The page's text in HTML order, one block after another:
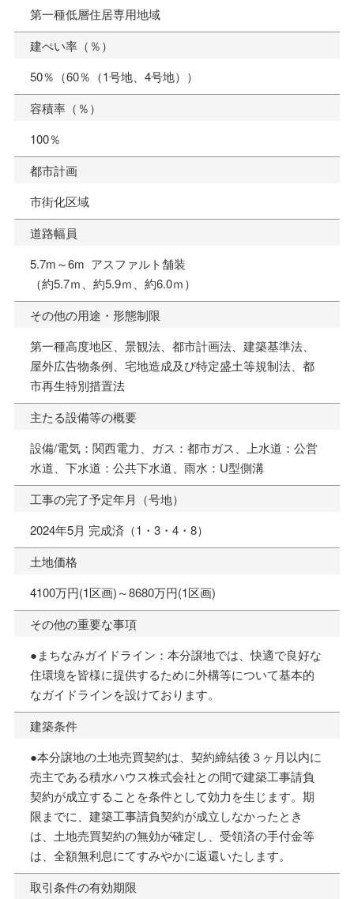
第一種低層住居専用地域
建ぺい率（％）
50％（60％（1号地、4号地））
容積率（％）
100％
都市計画
市街化区域
道路幅員
5.7m～6m アスファルト舗装
（約5.7ｍ、約5.9ｍ、約6.0ｍ）
その他の用途・形態制限
第一種高度地区、景観法、都市計画法、建築基準法、
屋外広告物条例、宅地造成及び特定盛土等規制法、都
市再生特別措置法
主たる設備等の概要
設備/電気：関西電力、ガス：都市ガス、上水道：公営
水道、下水道：公共下水道、雨水：U型側溝
工事の完了予定年月（号地）
2024年5月 完成済（1・3・4・8）
土地価格
4100万円(1区画)～8680万円(1区画)
その他の重要な事項
●まちなみガイドライン：本分譲地では、快適で良好な
住環境を皆様に提供するために外構等について基本的
なガイドラインを設けております。
建築条件
●本分譲地の土地売買契約は、契約締結後３ヶ月以内に
売主である積水ハウス株式会社との間で建築工事請負
契約が成立することを条件として効力を生じます。期
限までに、建築工事請負契約が成立しなかったとき
は、土地売買契約の無効が確定し、受領済の手付金等
は、全額無利息にてすみやかに返還いたします。
取引条件の有効期限